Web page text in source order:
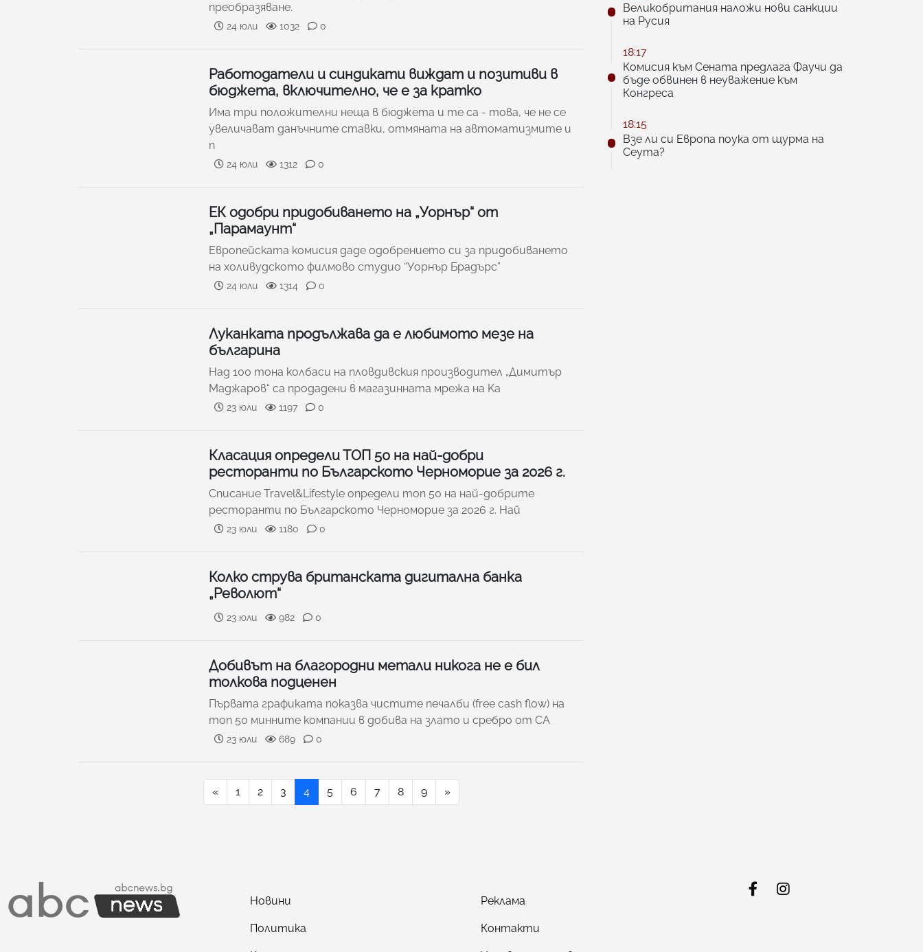
пpeoбpaзявaнe.
24 юли 1032 0
Работодатели и синдикати виждат и позитиви в
бюджета, включително, че е за кратко
Има три положителни неща в бюджета и те са - това, че не се
увеличават данъчните ставки, отмяната на автоматизмите и
п
24 юли 1312 0
ЕК одобри придобиването на „Уорнър“ от
„Парамаунт“
Европейската комисия даде одобрението си за придобиването
на холивудското филмово студио “Уорнър Брадърс”
24 юли 1314 0
Луканката продължава да е любимото мезе на
българина
Над 100 тона колбаси на пловдивския производител „Димитър
Маджаров“ са продадени в магазинната мрежа на Ka
23 юли 1197 0
Класация определи ТОП 50 на най-добри
ресторанти по Българското Черноморие за 2026 г.
Списание Travel&Lifestyle определи топ 50 на най-добрите
ресторанти по Българското Черноморие за 2026 г. Най
23 юли 1180 0
Колко струва британската дигитална банка
„Револют“
23 юли 982 0
Добивът на благородни метали никога не е бил
толкова подценен
Първата графиката показва чистите печалби (free cash flow) на
топ 50 минните компании в добива на злато и сребро от СА
23 юли 689 0
« 1 2 3 4 5 6 7 8 9 »
Великобритания наложи нови санкции
на Русия
18:17
Комисия към Сената предлага Фаучи да
бъде обвинен в неуважение към
Конгреса
18:15
Взе ли си Европа поука от щурма на
Сеута?
Новини
Политика
Реклама
Контакти